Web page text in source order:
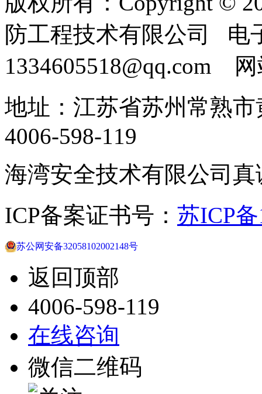
防工程技术有限公司 电
1334605518@qq.com
地址：江苏省苏州常熟
4006-598-119
海湾安全技术有限公司
ICP备案证书号： 苏ICP
苏公网安备32058102002148号
返回顶部
4006-598-119
在线咨询
微信二维码